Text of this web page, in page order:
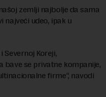
zemlji najbolje da sama
najveći udeo, ipak u
Severnoj Koreji,
se privatne kompanije,
firme“, navodi